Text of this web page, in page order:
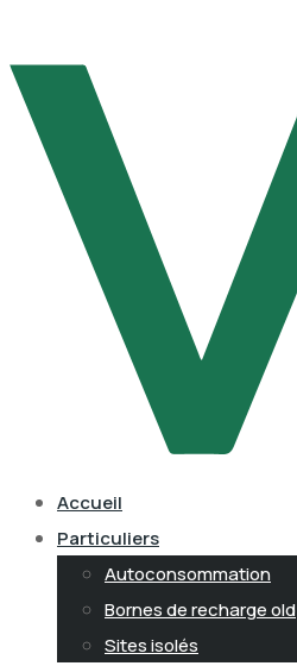
Accueil
Particuliers
Autoconsommation
Bornes de recharge old
Sites isolés